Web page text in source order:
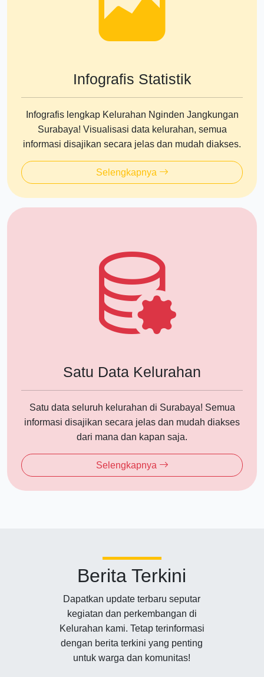
Infografis Statistik
Infografis lengkap Kelurahan Nginden Jangkungan
Surabaya! Visualisasi data kelurahan, semua
informasi disajikan secara jelas dan mudah diakses.
Selengkapnya
Satu Data Kelurahan
Satu data seluruh kelurahan di Surabaya! Semua
informasi disajikan secara jelas dan mudah diakses
dari mana dan kapan saja.
Selengkapnya
Berita Terkini
Dapatkan update terbaru seputar
kegiatan dan perkembangan di
Kelurahan kami. Tetap terinformasi
dengan berita terkini yang penting
untuk warga dan komunitas!